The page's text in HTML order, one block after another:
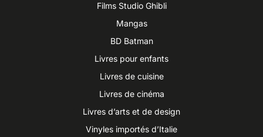
Films Studio Ghibli
Mangas
BD Batman
Livres pour enfants
Livres de cuisine
Livres de cinéma
Livres d’arts et de design
Vinyles importés d’Italie